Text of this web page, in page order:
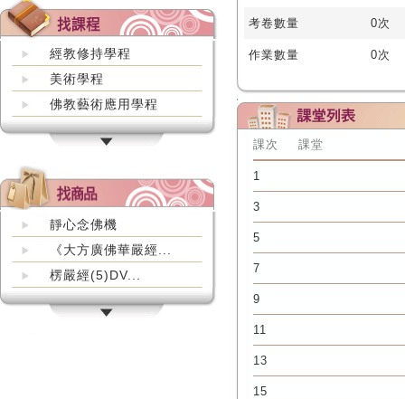
經教修持學程
美術學程
佛教藝術應用學程
靜心念佛機
《大方廣佛華嚴經...
楞嚴經(5)DV...
考卷數量 0次
作業數量 0次
課次 課堂
1
3
5
7
9
11
13
15